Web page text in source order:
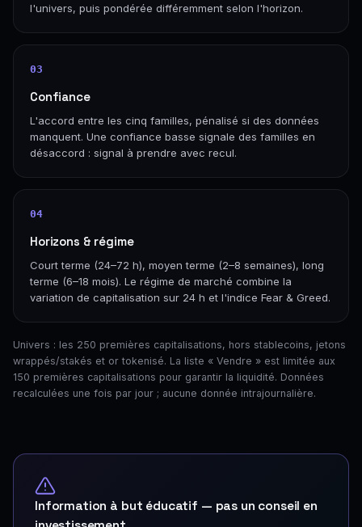
l'univers, puis pondérée différemment selon l'horizon.
03
Confiance
L'accord entre les cinq familles, pénalisé si des données
manquent. Une confiance basse signale des familles en
désaccord : signal à prendre avec recul.
04
Horizons & régime
Court terme (24–72 h), moyen terme (2–8 semaines), long
terme (6–18 mois). Le régime de marché combine la
variation de capitalisation sur 24 h et l'indice Fear & Greed.
Univers : les 250 premières capitalisations, hors stablecoins, jetons
wrappés/stakés et or tokenisé. La liste « Vendre » est limitée aux
150 premières capitalisations pour garantir la liquidité. Données
recalculées une fois par jour ; aucune donnée intrajournalière.
Information à but éducatif — pas un conseil en